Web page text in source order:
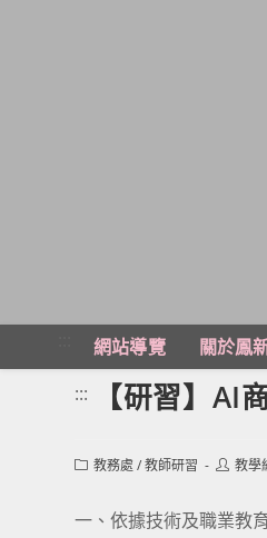
主
網站導覽 關於鳳
::: 【研習】AI
Post教務處 /教師研習
Post教學
一、依據技術及職業教